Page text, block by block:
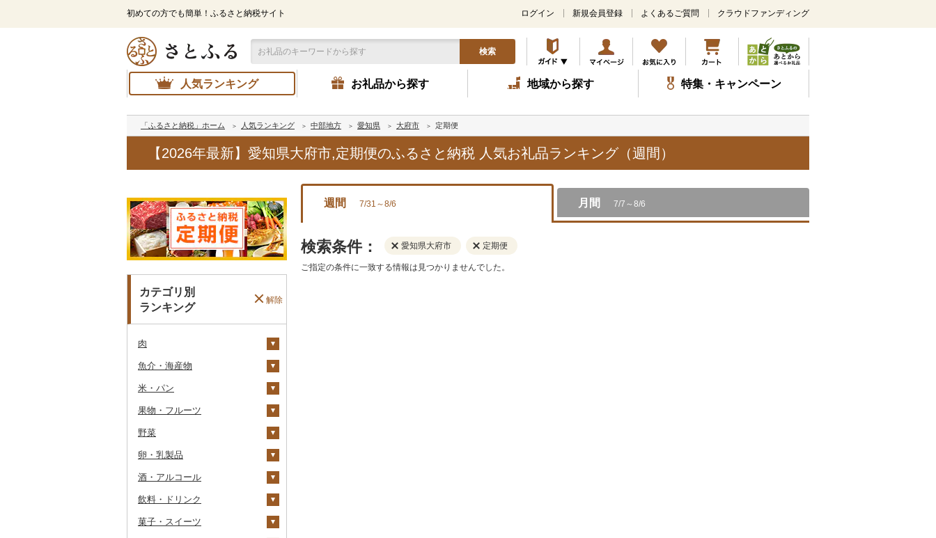
初めての方でも簡単！ふるさと納税サイト
メ
ン
コ
ン
テ
ツ
キ
ッ
プ
ログイン 新規会員登録 よくあるご質問 クラウドファンディング
検索
人気ランキング お礼品から探す 地域から探す 特集・キャンペーン
「ふるさと納税」ホーム 人気ランキング 中部地方 愛知県 大府市 定期便
【2026年最新】愛知県大府市,定期便のふるさと納税 人気お礼品ランキング（週間）
カテゴリ別
ランキング
解除
肉
牛肉（精肉）
ステーキ
すき焼き
焼肉
牛タン
和牛
黒毛和牛
牛肉（加工品）
ハンバーグ
ローストビーフ
ビーフジャーキー
その他牛肉（加工品）
豚肉（精肉）
すき焼き
しゃぶしゃぶ
焼肉
アグー豚
豚肉（加工品）
ハンバーグ
もつ鍋
ハム
ソーセージ・ウインナ
鶏肉
鶏肉（精肉）
ハム・ソーセージ
唐揚げ
鹿肉
馬肉
羊肉・ラム肉（ジンギス
魚介・海産物
カニ
ズワイガニ
毛ガニ
かにしゃぶ
その他カニ
エビ
ボタンエビ
伊勢海老
その他エビ
いくら
うに
明太子・たらこ
明太子
たらこ
その他魚卵
数の子
貝
米・パン
米
無洗米
玄米
金芽米
ゆめぴりか
雑穀
餅
その他穀物加工品
パン
果物・フルーツ
ぶどう・マスカット
巨峰
ナガノパープル
ピオーネ
デラウェア
いちご
りんご
もも
メロン
野菜
いも
じゃがいも
さつまいも
その他いも
トマト
フルーツトマト
ミニトマト
玉ねぎ
ねぎ
卵・乳製品
卵
チーズ
ヨーグルト
酒・アルコール
ビール・発泡酒
ビール
日本酒
飲料・ドリンク
水・ミネラルウォーター
菓子・スイーツ
週間 7/31～8/6 月間 7/7～8/6
検索条件： 愛知県大府市 定期便
ご指定の条件に一致する情報は見つかりませんでした。